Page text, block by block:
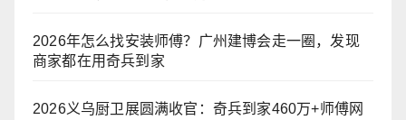
2026年怎么找安装师傅？广州建博会走一圈，发现
商家都在用奇兵到家
2026义乌厨卫展圆满收官：奇兵到家460万+师傅网